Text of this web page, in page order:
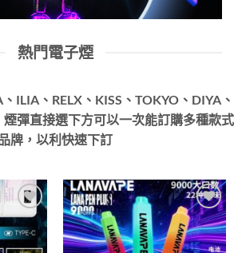
熱門電子煙
ILIA、RELX、KISS、TOKYO、DIYA、
彈直接選下方可以一次能訂購多種款式
牌，以利快速下訂
Add to
wishlist
Add to
wishlist